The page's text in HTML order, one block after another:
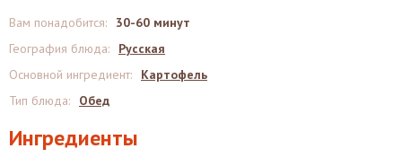
Ингредиенты
Вам понадобится:
30-60 минут
География блюда:
Русская
Основной ингредиент:
Картофель
Тип блюда: Обед